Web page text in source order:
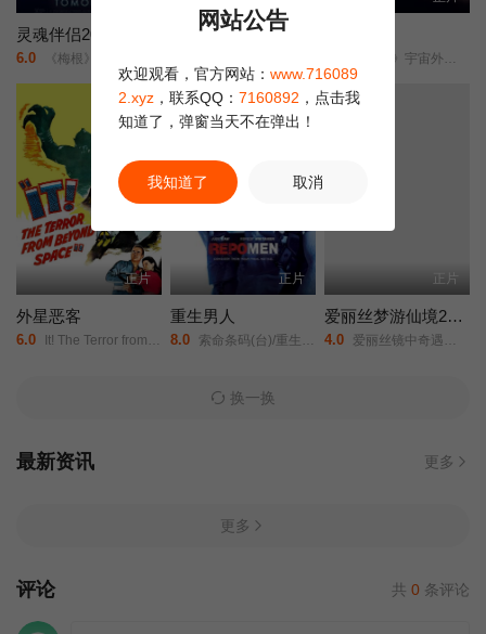
灵魂伴侣2026
6.0 《梅根》宇宙外传/夺魂伴侣/
冬季：战场
《梅根》宇宙外传/夺魂伴侣/
正片
正片
外星恶客
6.0 It! The Terror from Beyond Space/
正片
重生男人
8.0 索命条码(台)/重生曼波/回收人/追讨人/Repossession Men/
正片
爱丽丝梦游仙境2：镜中奇遇记
4.0 爱丽丝镜中奇遇记/爱丽丝梦游仙境2：穿越魔镜(港)/魔境梦游：时光怪客(台)/Alice in Wonderland: Through the Looking Glass/
换一换
最新资讯 更多
更多
评论 共 0 条评论
网站公告
欢迎观看，官方网站： www.716089
2.xyz ，联系QQ： 7160892 ，点击我
知道了，弹窗当天不在弹出！
我知道了 取消